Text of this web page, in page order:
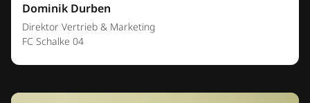
Dominik Durben
Direktor Vertrieb & Marketing
FC Schalke 04